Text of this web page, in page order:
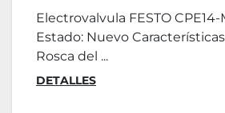
Electrovalvula FESTO CPE14-
Estado: Nuevo
Rosca del ...
DETALLES